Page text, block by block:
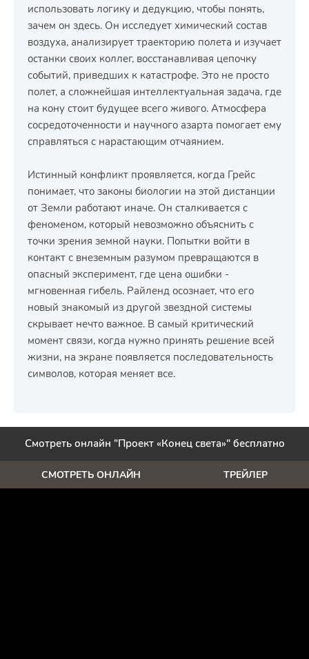
использовать логику и дедукцию, чтобы понять,
зачем он здесь. Он исследует химический состав
воздуха, анализирует траекторию полета и изучает
останки своих коллег, восстанавливая цепочку
событий, приведших к катастрофе. Это не просто
полет, а сложнейшая интеллектуальная задача, где
на кону стоит будущее всего живого. Атмосфера
сосредоточенности и научного азарта помогает ему
справляться с нарастающим отчаянием.
Истинный конфликт проявляется, когда Грейс
понимает, что законы биологии на этой дистанции
от Земли работают иначе. Он сталкивается с
феноменом, который невозможно объяснить с
точки зрения земной науки. Попытки войти в
контакт с внеземным разумом превращаются в
опасный эксперимент, где цена ошибки -
мгновенная гибель. Райленд осознает, что его
новый знакомый из другой звездной системы
скрывает нечто важное. В самый критический
момент связи, когда нужно принять решение всей
жизни, на экране появляется последовательность
символов, которая меняет все.
Смотреть онлайн "Проект «Конец света»" бесплатно
СМОТРЕТЬ ОНЛАЙН ТРЕЙЛЕР